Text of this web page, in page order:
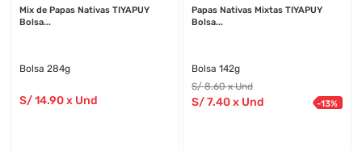
Mix de Papas Nativas TIYAPUY
Bolsa...
Bolsa 284g
S/14.90 x Und
Papas Nativas Mixtas TIYAPUY
Bolsa...
Bolsa 142g
S/8.60 x Und
S/7.40x Und -13%